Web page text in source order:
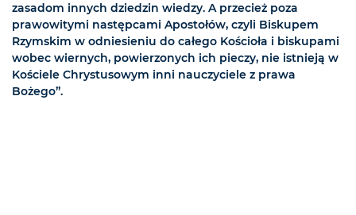
zasadom innych dziedzin wiedzy. A przecież poza
prawowitymi następcami Apostołów, czyli Biskupem
Rzymskim w odniesieniu do całego Kościoła i biskupami
wobec wiernych, powierzonych ich pieczy, nie istnieją w
Kościele Chrystusowym inni nauczyciele z prawa
Bożego”.